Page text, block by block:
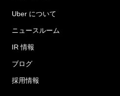
Uber について
ニュースルーム
IR 情報
ブログ
採用情報